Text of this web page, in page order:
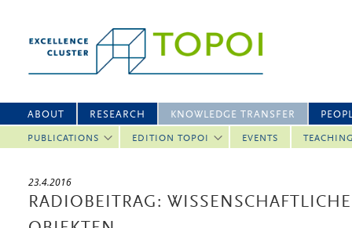
ABOUT RESEARCH KNOWLEDGE TRANSFER
PUBLICATIONS EDITION TOPOI EVENTS
23.4.2016
RADIOBEITRAG: